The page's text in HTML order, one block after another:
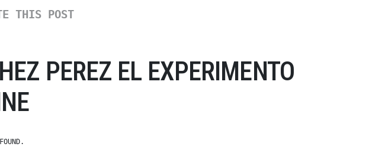
THIS POST
PEREZ EL EXPERIMENTO